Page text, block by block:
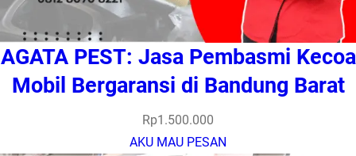
AGATA PEST: Jasa Pembasmi Kecoa
Mobil Bergaransi di Bandung Barat
Rp1.500.000
AKU MAU PESAN